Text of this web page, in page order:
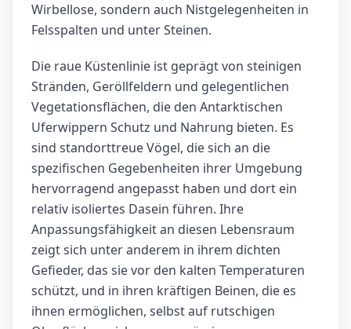
Wirbellose, sondern auch Nistgelegenheiten in
Felsspalten und unter Steinen.
Die raue Küstenlinie ist geprägt von steinigen
Stränden, Geröllfeldern und gelegentlichen
Vegetationsflächen, die den Antarktischen
Uferwippern Schutz und Nahrung bieten. Es
sind standorttreue Vögel, die sich an die
spezifischen Gegebenheiten ihrer Umgebung
hervorragend angepasst haben und dort ein
relativ isoliertes Dasein führen. Ihre
Anpassungsfähigkeit an diesen Lebensraum
zeigt sich unter anderem in ihrem dichten
Gefieder, das sie vor den kalten Temperaturen
schützt, und in ihren kräftigen Beinen, die es
ihnen ermöglichen, selbst auf rutschigen